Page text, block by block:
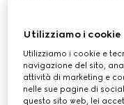
ideali per un
ACQUISTA
Utilizziamo i cookie
Utilizziamo i cookie e
navigazione del sito,
attività di marketing e
nelle sue pagine di
questo sito web, lei